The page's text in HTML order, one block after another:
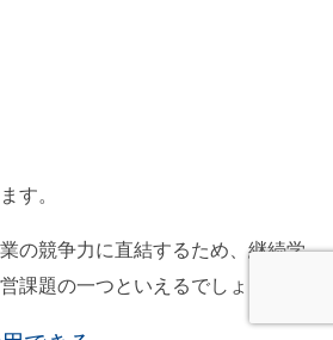
す。
の競争力に直結するため、継続学
課題の一つといえるでしょう。